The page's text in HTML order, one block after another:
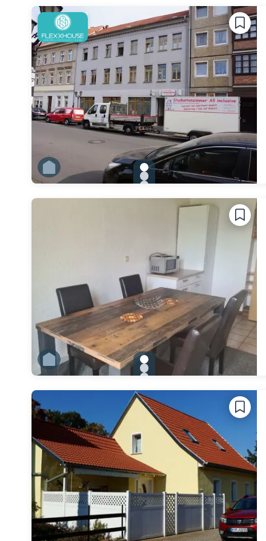
Zu Slide 4 wechseln
Zu Slide 5 wechseln
Zu Slide 6 wechseln
gallery.slide_selector
Zu Slide 1 wechseln
Zu Slide 2 wechseln
Zu Slide 4 wechseln
Zu Slide 5 wechseln
gallery.slide_selector
Zu Slide 1 wechseln
Zu Slide 2 wechseln
Zu Slide 4 wechseln
Zu Slide 5 wechseln
Zu Slide 6 wechseln